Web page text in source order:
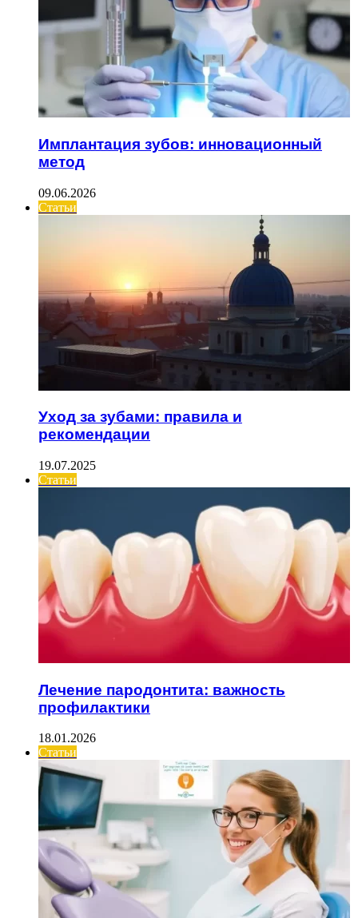
Имплантация зубов: инновационный
метод
09.06.2026
Статьи
Уход за зубами: правила и
рекомендации
19.07.2025
Статьи
Лечение пародонтита: важность
профилактики
18.01.2026
Статьи